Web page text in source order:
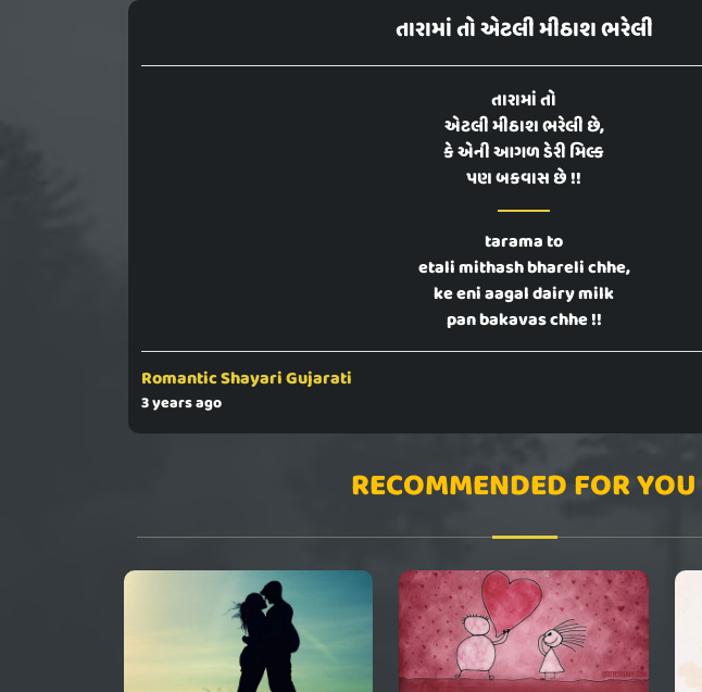
તારામાં તો એટલી મીઠાશ ભરેલી
તારામાં તો
એટલી મીઠાશ ભરેલી છે,
કે એની આગળ ડેરી મિલ્ક
પણ બકવાસ છે !!
tarama to
etali mithash bhareli chhe,
ke eni aagal dairy milk
pan bakavas chhe !!
Romantic Shayari Gujarati
3 years ago
RECOMMENDED FOR YOU